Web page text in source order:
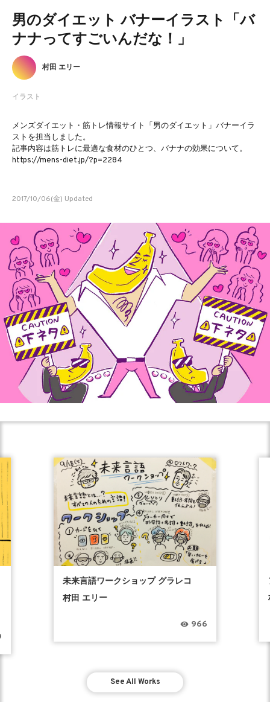
男のダイエット バナーイラスト「バ
ナナってすごいんだな！」
イラスト
村田 エリー
メンズダイエット・筋トレ情報サイト「男のダイエット」バナーイラ
ストを担当しました。
記事内容は筋トレに最適な食材のひとつ、バナナの効果について。
https://mens-diet.jp/?p=2284
2017/10/06(金) Updated
未来言語ワークショップ グラレコ
村田 エリー
966
See All Works